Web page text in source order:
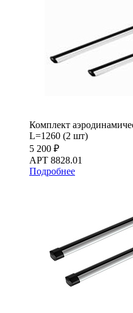
Комплект
L=1260 (2 шт)
5 200 ₽
АРТ 8828.01
Подробнее